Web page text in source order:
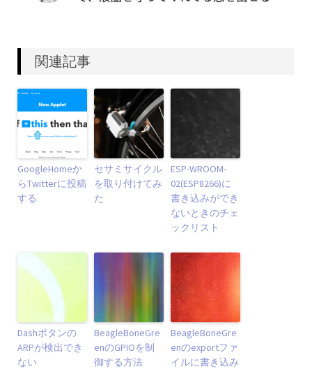
関連記事
GoogleHomeか
らTwitterに投稿
する
セサミサイクル
を取り付けてみ
た
ESP-WROOM-
02(ESP8266)に
書き込みができ
ないときのチェ
ックリスト
Dashボタンの
ARPが検出でき
ない
BeagleBoneGre
enのGPIOを制
御する方法
BeagleBoneGre
enのexportファ
イルに書き込み